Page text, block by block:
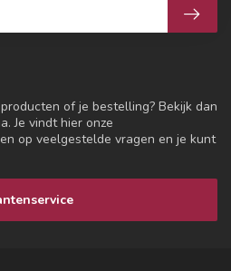
of je bestelling? Bekijk dan
Je vindt hier onze
op veelgestelde vragen en je kunt